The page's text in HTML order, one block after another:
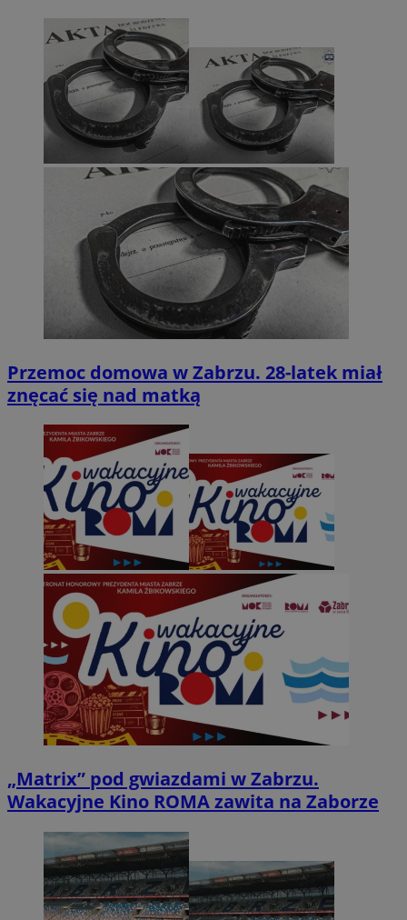
Przemoc domowa w Zabrzu. 28-latek miał
znęcać się nad matką
„Matrix” pod gwiazdami w Zabrzu.
Wakacyjne Kino ROMA zawita na Zaborze